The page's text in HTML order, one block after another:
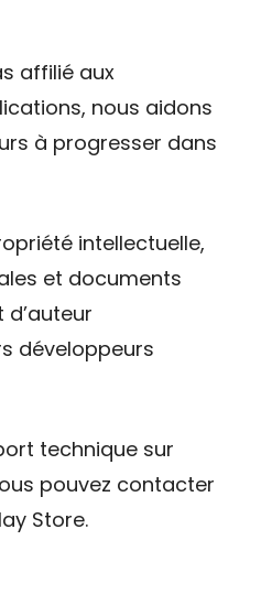
affilié aux
nous aidons
à progresser dans
intellectuelle,
et documents
développeurs
technique sur
pouvez contacter
Store.